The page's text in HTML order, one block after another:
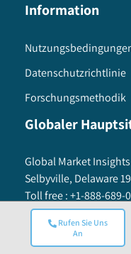
Rufen Sie Uns
An
Information
Datenschutzrichtlinie
Forschungsmethodik
Globaler
Global Market
Selbyville, Delaware
Toll free :+1-888-689-
USA :+1-302-846-7766
APAC : +65-3129-7718
Email: